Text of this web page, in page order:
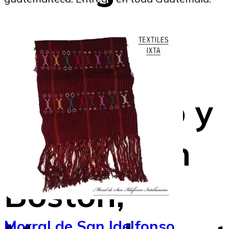
sigue
soñando,
escribiendo y
sanando en
Boston,